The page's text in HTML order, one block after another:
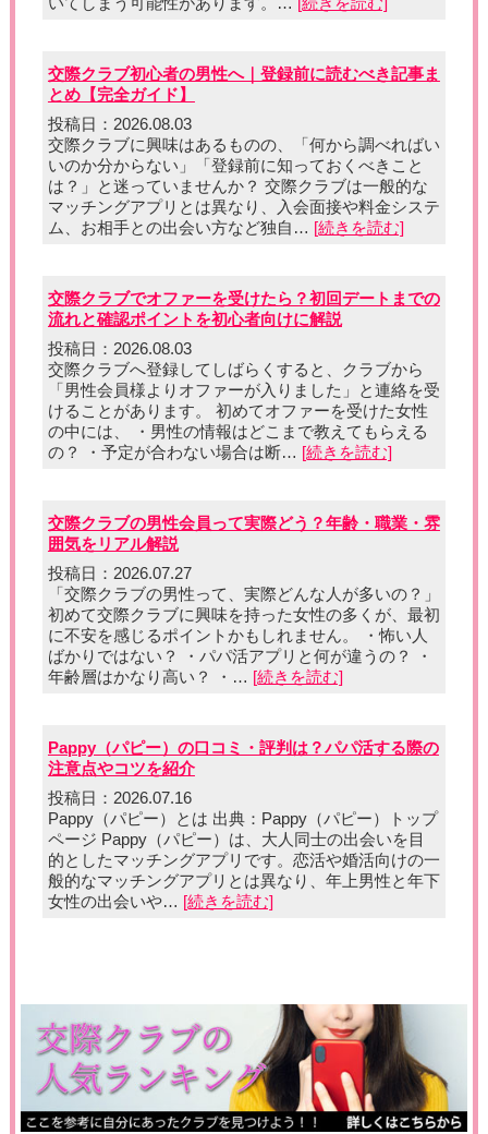
交際クラブ初心者の男性へ｜登録前に読むべき記事ま
とめ【完全ガイド】
投稿日：2026.08.03
交際クラブに興味はあるものの、「何から調べればい
いのか分からない」「登録前に知っておくべきこと
は？」と迷っていませんか？ 交際クラブは一般的な
マッチングアプリとは異なり、入会面接や料金システ
ム、お相手との出会い方など独自… [続きを読む]
交際クラブでオファーを受けたら？初回デートまでの
流れと確認ポイントを初心者向けに解説
投稿日：2026.08.03
交際クラブへ登録してしばらくすると、クラブから
「男性会員様よりオファーが入りました」と連絡を受
けることがあります。 初めてオファーを受けた女性
の中には、 ・男性の情報はどこまで教えてもらえる
の？ ・予定が合わない場合は断… [続きを読む]
交際クラブの男性会員って実際どう？年齢・職業・雰
囲気をリアル解説
投稿日：2026.07.27
「交際クラブの男性って、実際どんな人が多いの？」
初めて交際クラブに興味を持った女性の多くが、最初
に不安を感じるポイントかもしれません。 ・怖い人
ばかりではない？ ・パパ活アプリと何が違うの？ ・
年齢層はかなり高い？ ・… [続きを読む]
Pappy（パピー）の口コミ・評判は？パパ活する際の
注意点やコツを紹介
投稿日：2026.07.16
Pappy（パピー）とは 出典：Pappy（パピー）トップ
ページ Pappy（パピー）は、大人同士の出会いを目
的としたマッチングアプリです。恋活や婚活向けの一
般的なマッチングアプリとは異なり、年上男性と年下
女性の出会いや… [続きを読む]